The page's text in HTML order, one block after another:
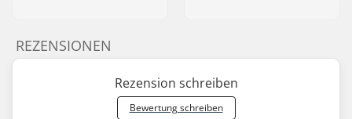
REZENSIONEN
Rezension schreiben
Bewertung schreiben